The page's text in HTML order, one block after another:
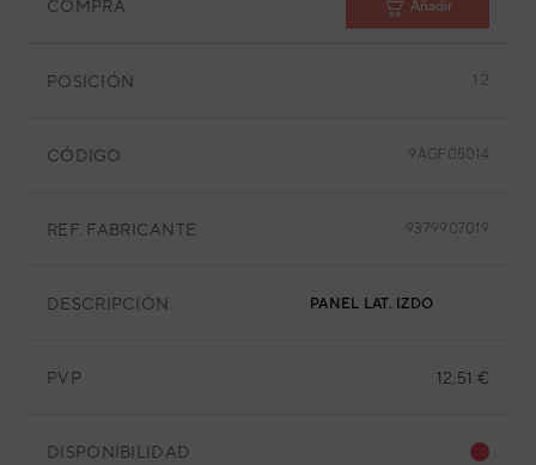
COMPRA Añadir
POSICIÓN 1.2
CÓDIGO 9AGF05014
REF. FABRICANTE 9379907019
DESCRIPCIÓN PANEL LAT. IZDO
PVP 12,51 €
DISPONIBILIDAD